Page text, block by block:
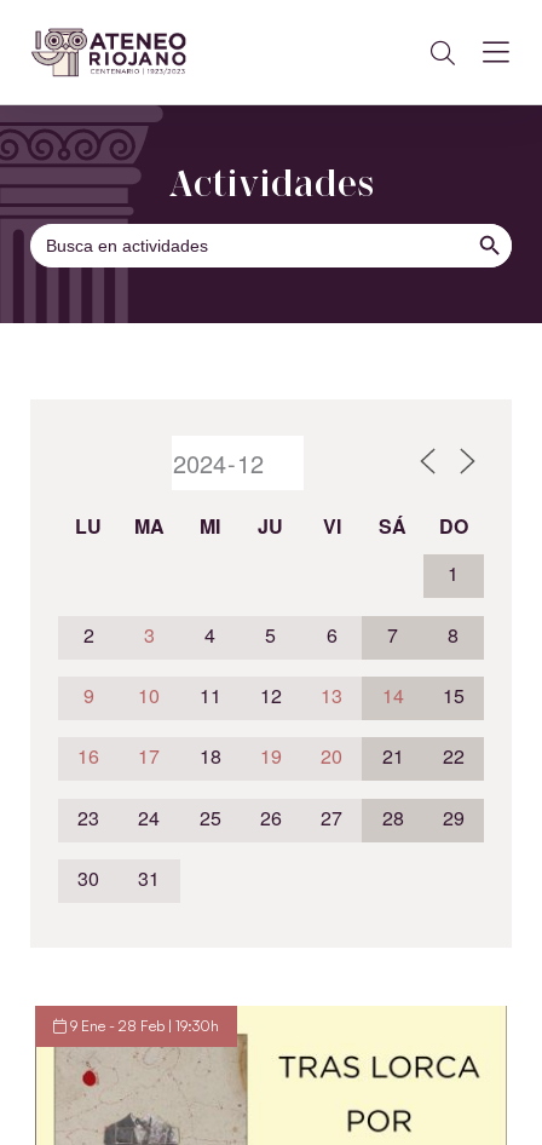
Actividades
Buscar: BOTÓN DE
LU MA MI JU VI SÁ
DO
1
2 3 4 5 6 7 8
9 10 11 12 13 14 15
16 17 18 19 20 21 22
23 24 25 26 27 28 29
30 31
9 Ene - 28 Feb | 19:30h